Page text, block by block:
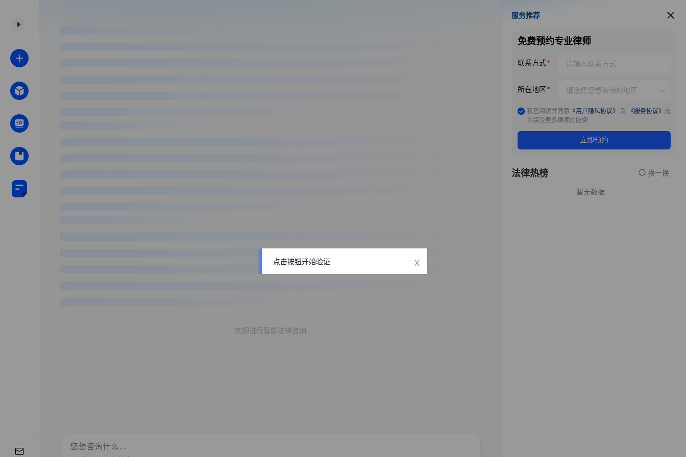
欢迎进行智能法律咨询
服务推荐
服务推荐
免费预约专业律师
联系方式
所在地区
我已阅读并同意 《用户隐私协议》 及 《服务协议》 允
许接受更多律师的服务
立即预约
法律热榜 换一换
暂无数据
点击按钮开始验证 x